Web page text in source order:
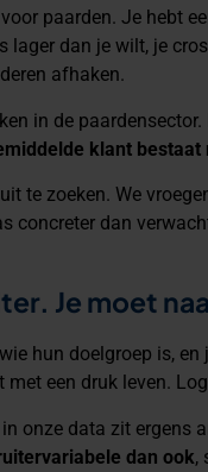
paarden. Je hebt
lager dan je wilt, je
afhaken.
in de
klant bestaat
te zoeken. We
concreter dan
Je moet
hun doelgroep is,
met een druk leven.
onze data zit ergens
dan ook,